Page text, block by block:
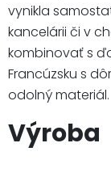
vynikla
kancelárii či v
kombinovať s
Francúzsku s
odolný materiál.
Výroba